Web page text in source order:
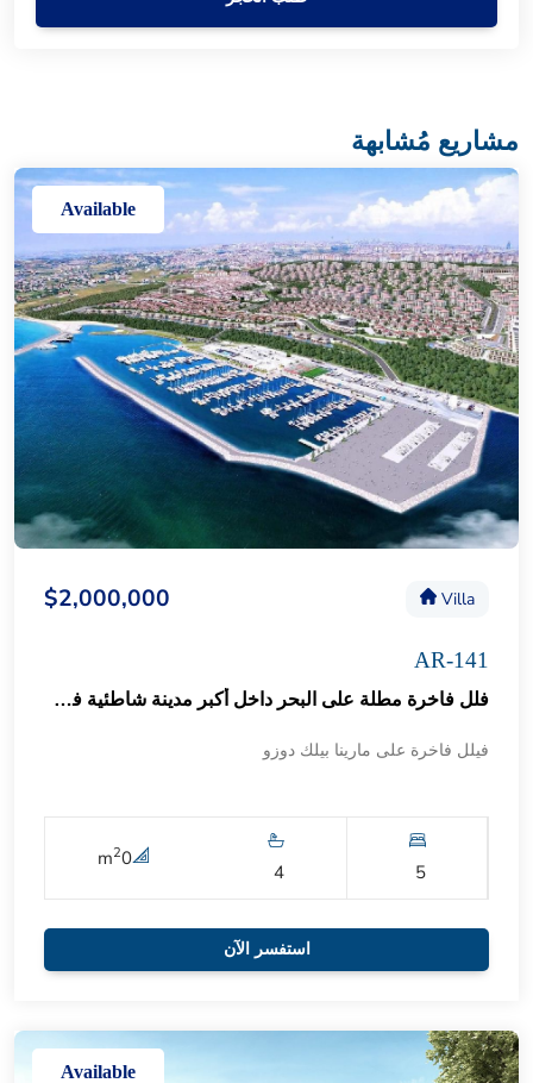
مشاريع مُشابهة
Available
Villa
$2,000,000
AR-141
فلل فاخرة مطلة على البحر داخل أكبر مدينة شاطئية في اسطنبول 59
فيلل فاخرة على مارينا بيلك دوزو
5
4
0
m2
استفسر الآن
Available